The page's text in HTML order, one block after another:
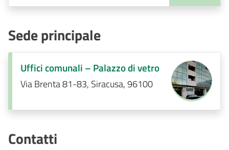
Sede principale
Uffici comunali – Palazzo di vetro
Via Brenta 81-83, Siracusa, 96100
Contatti